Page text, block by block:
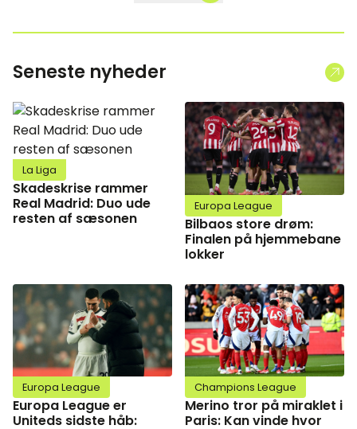
Seneste nyheder
La Liga
Skadeskrise rammer
Real Madrid: Duo ude
resten af sæsonen
Europa League
Bilbaos store drøm:
Finalen på hjemmebane
lokker
Europa League
Europa League er
Uniteds sidste håb:
Champions League
Merino tror på miraklet i
Paris: Kan vinde hvor